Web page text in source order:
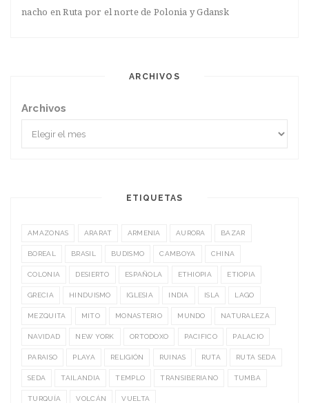
nacho enRuta por el norte de Polonia y Gdansk
ARCHIVOS
Archivos
ETIQUETAS
AMAZONAS ARARAT ARMENIA AURORA BAZAR
BOREAL BRASIL BUDISMO CAMBOYA CHINA
COLONIA DESIERTO ESPAÑOLA ETHIOPIA ETIOPIA
GRECIA HINDUISMO IGLESIA INDIA ISLA LAGO
MEZQUITA MITO MONASTERIO MUNDO NATURALEZA
NAVIDAD NEW YORK ORTODOXO PACIFICO PALACIO
PARAISO PLAYA RELIGIÓN RUINAS RUTA RUTA SEDA
SEDA TAILANDIA TEMPLO TRANSIBERIANO TUMBA
TURQUÍA VOLCÁN VUELTA